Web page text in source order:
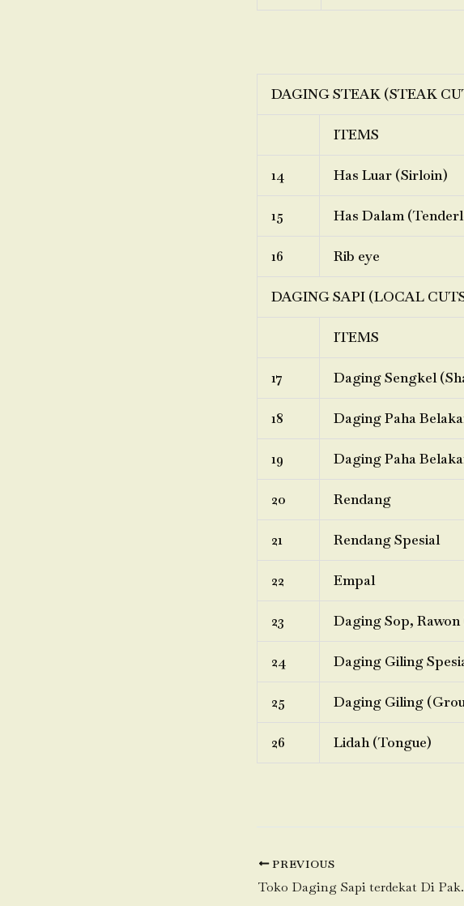
DAGING STEAK (STEAK
ITEMS
14 Has Luar (Sirloin)
15 Has Dalam
16 Rib eye
DAGING SAPI (LOCAL
ITEMS
17 Daging Sengkel
18 Daging Paha
19 Daging Paha
20 Rendang
21 Rendang Spesial
22 Empal
23 Daging Sop,
24 Daging Giling
25 Daging Giling
26 Lidah (Tongue)
PREVIOUS
Toko